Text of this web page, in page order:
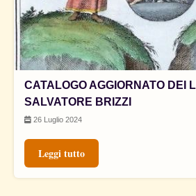
CATALOGO AGGIORNATO DEI
SALVATORE BRIZZI
26 Luglio 2024
Leggi tutto